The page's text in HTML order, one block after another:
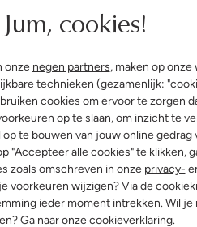
Jum, cookies!
onze negen partners, maken op
technieken (gezamenlijk:
cookies om ervoor te zorgen
op te slaan, om inzicht te
op te bouwen van jouw online
"Accepteer alle cookies" te klikken,
zoals omschreven in onze privacy-
voorkeuren wijzigen? Via de
ieder moment intrekken. Wil
Ga naar onzecookieverklaring.
en bezorgen
retourneren
en onderhoud
onderhoud
kortingscodes
Mijn